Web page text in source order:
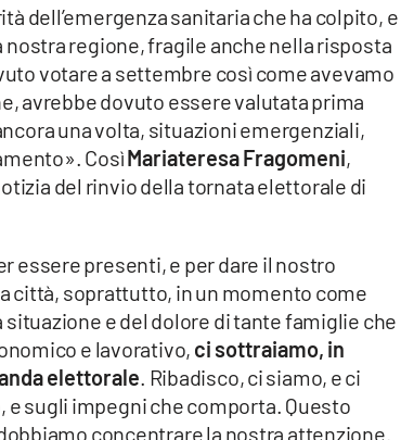
dell’emergenza sanitaria che ha colpito, e
regione, fragile anche nella risposta
votare a settembre così come avevamo
avrebbe dovuto essere valutata prima
una volta, situazioni emergenziali,
CosìMariateresa Fragomeni,
del rinvio della tornata elettorale di
essere presenti, e per dare il nostro
città, soprattutto, in un momento come
e del dolore di tante famiglie che
e lavorativo, ci sottraiamo, in
elettorale. Ribadisco, ci siamo, e ci
sugli impegni che comporta. Questo
concentrare la nostra attenzione.